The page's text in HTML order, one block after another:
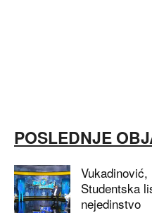
POSLEDNJE
Studentska
nejedinstvo